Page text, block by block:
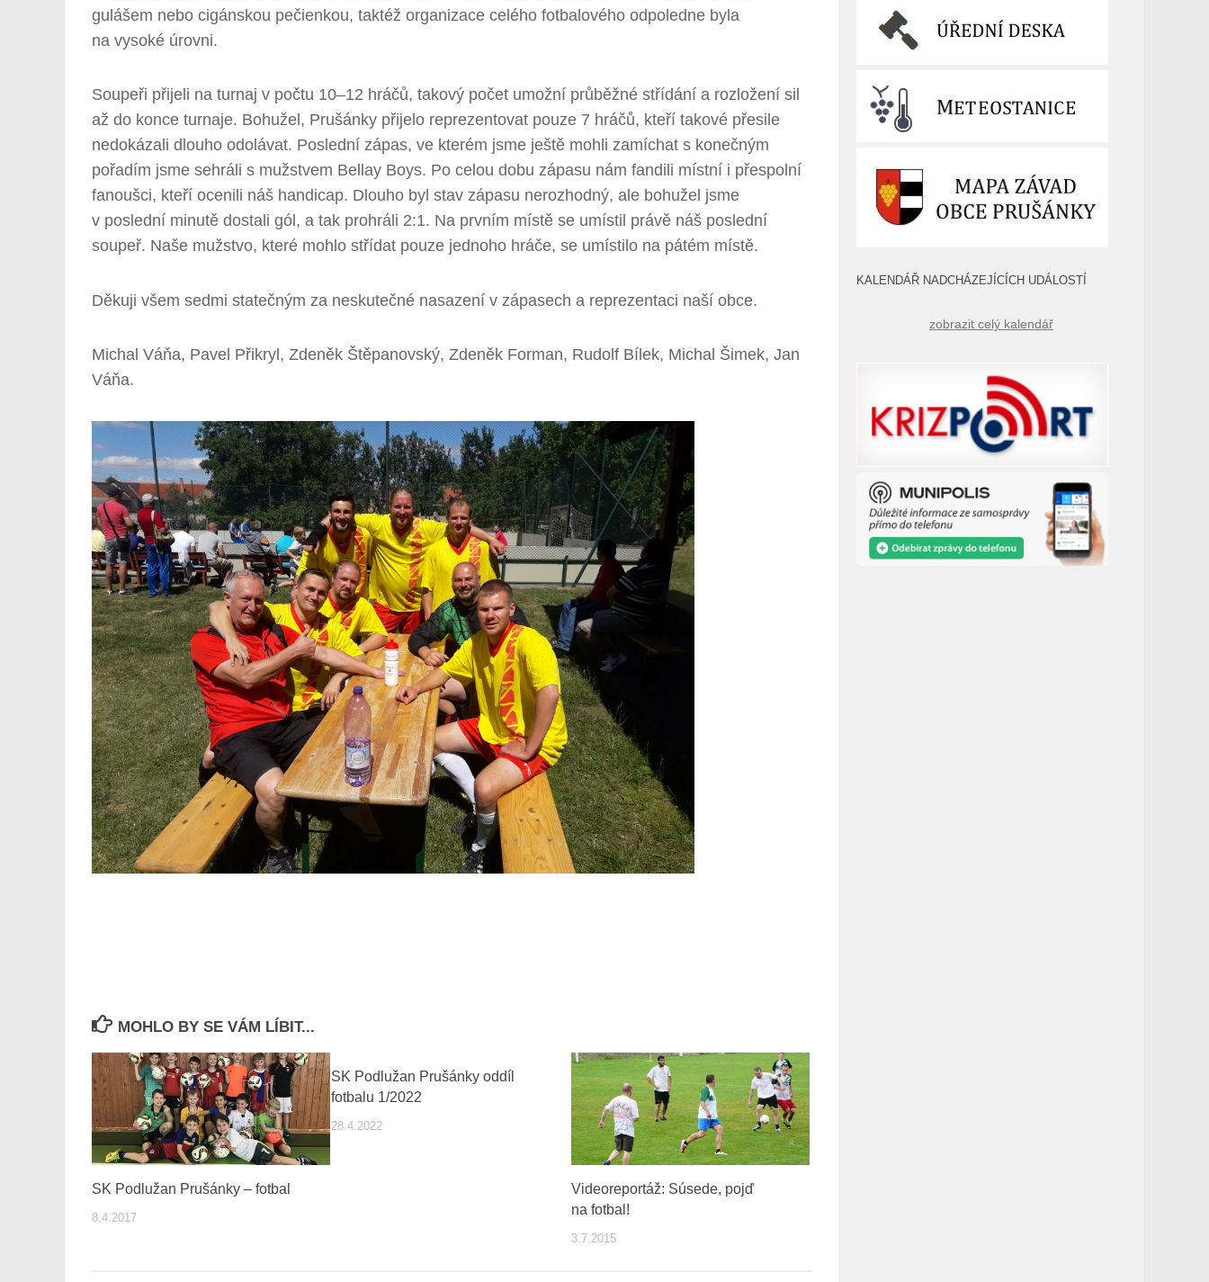
gulášem nebo cigánskou pečienkou, taktéž organizace celého fotbalového odpoledne byla
na vysoké úrovni.
Soupeři přijeli na turnaj v počtu 10–12 hráčů, takový počet umožní průběžné střídání a rozložení sil
až do konce turnaje. Bohužel, Prušánky přijelo reprezentovat pouze 7 hráčů, kteří takové přesile
nedokázali dlouho odolávat. Poslední zápas, ve kterém jsme ještě mohli zamíchat s konečným
pořadím jsme sehráli s mužstvem Bellay Boys. Po celou dobu zápasu nám fandili místní i přespolní
fanoušci, kteří ocenili náš handicap. Dlouho byl stav zápasu nerozhodný, ale bohužel jsme
v poslední minutě dostali gól, a tak prohráli 2:1. Na prvním místě se umístil právě náš poslední
soupeř. Naše mužstvo, které mohlo střídat pouze jednoho hráče, se umístilo na pátém místě.
Děkuji všem sedmi statečným za neskutečné nasazení v zápasech a reprezentaci naší obce.
Michal Váňa, Pavel Přikryl, Zdeněk Štěpanovský, Zdeněk Forman, Rudolf Bílek, Michal Šimek, Jan
Váňa.
MOHLO BY SE VÁM LÍBIT...
SK Podlužan Prušánky – fotbal
8.4.2017
SK Podlužan Prušánky oddíl
fotbalu 1/2022
28.4.2022
Videoreportáž: Súsede, pojď
na fotbal!
3.7.2015
KALENDÁŘ NADCHÁZEJÍCÍCH UDÁLOSTÍ
zobrazit celý kalendář